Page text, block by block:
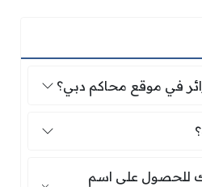
في موقع محاكم دبي؟
في موقع محاكم دبي؟
للحصول على اسم
للحصول على اسم